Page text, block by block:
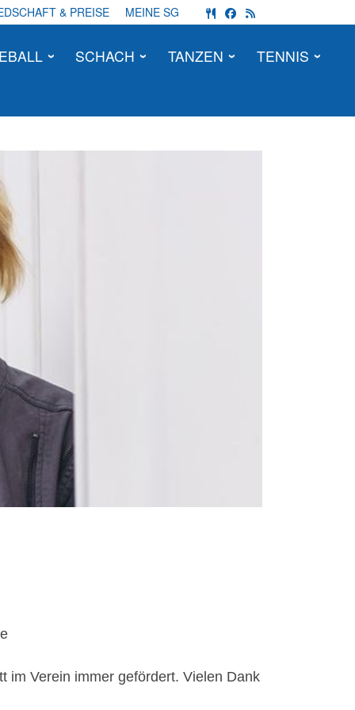
& PREISE MEINE SG fas fa-utensils
fab fa-facebook
SCHACH TANZEN
TENNIS
im Verein immer gefördert. Vielen Dank